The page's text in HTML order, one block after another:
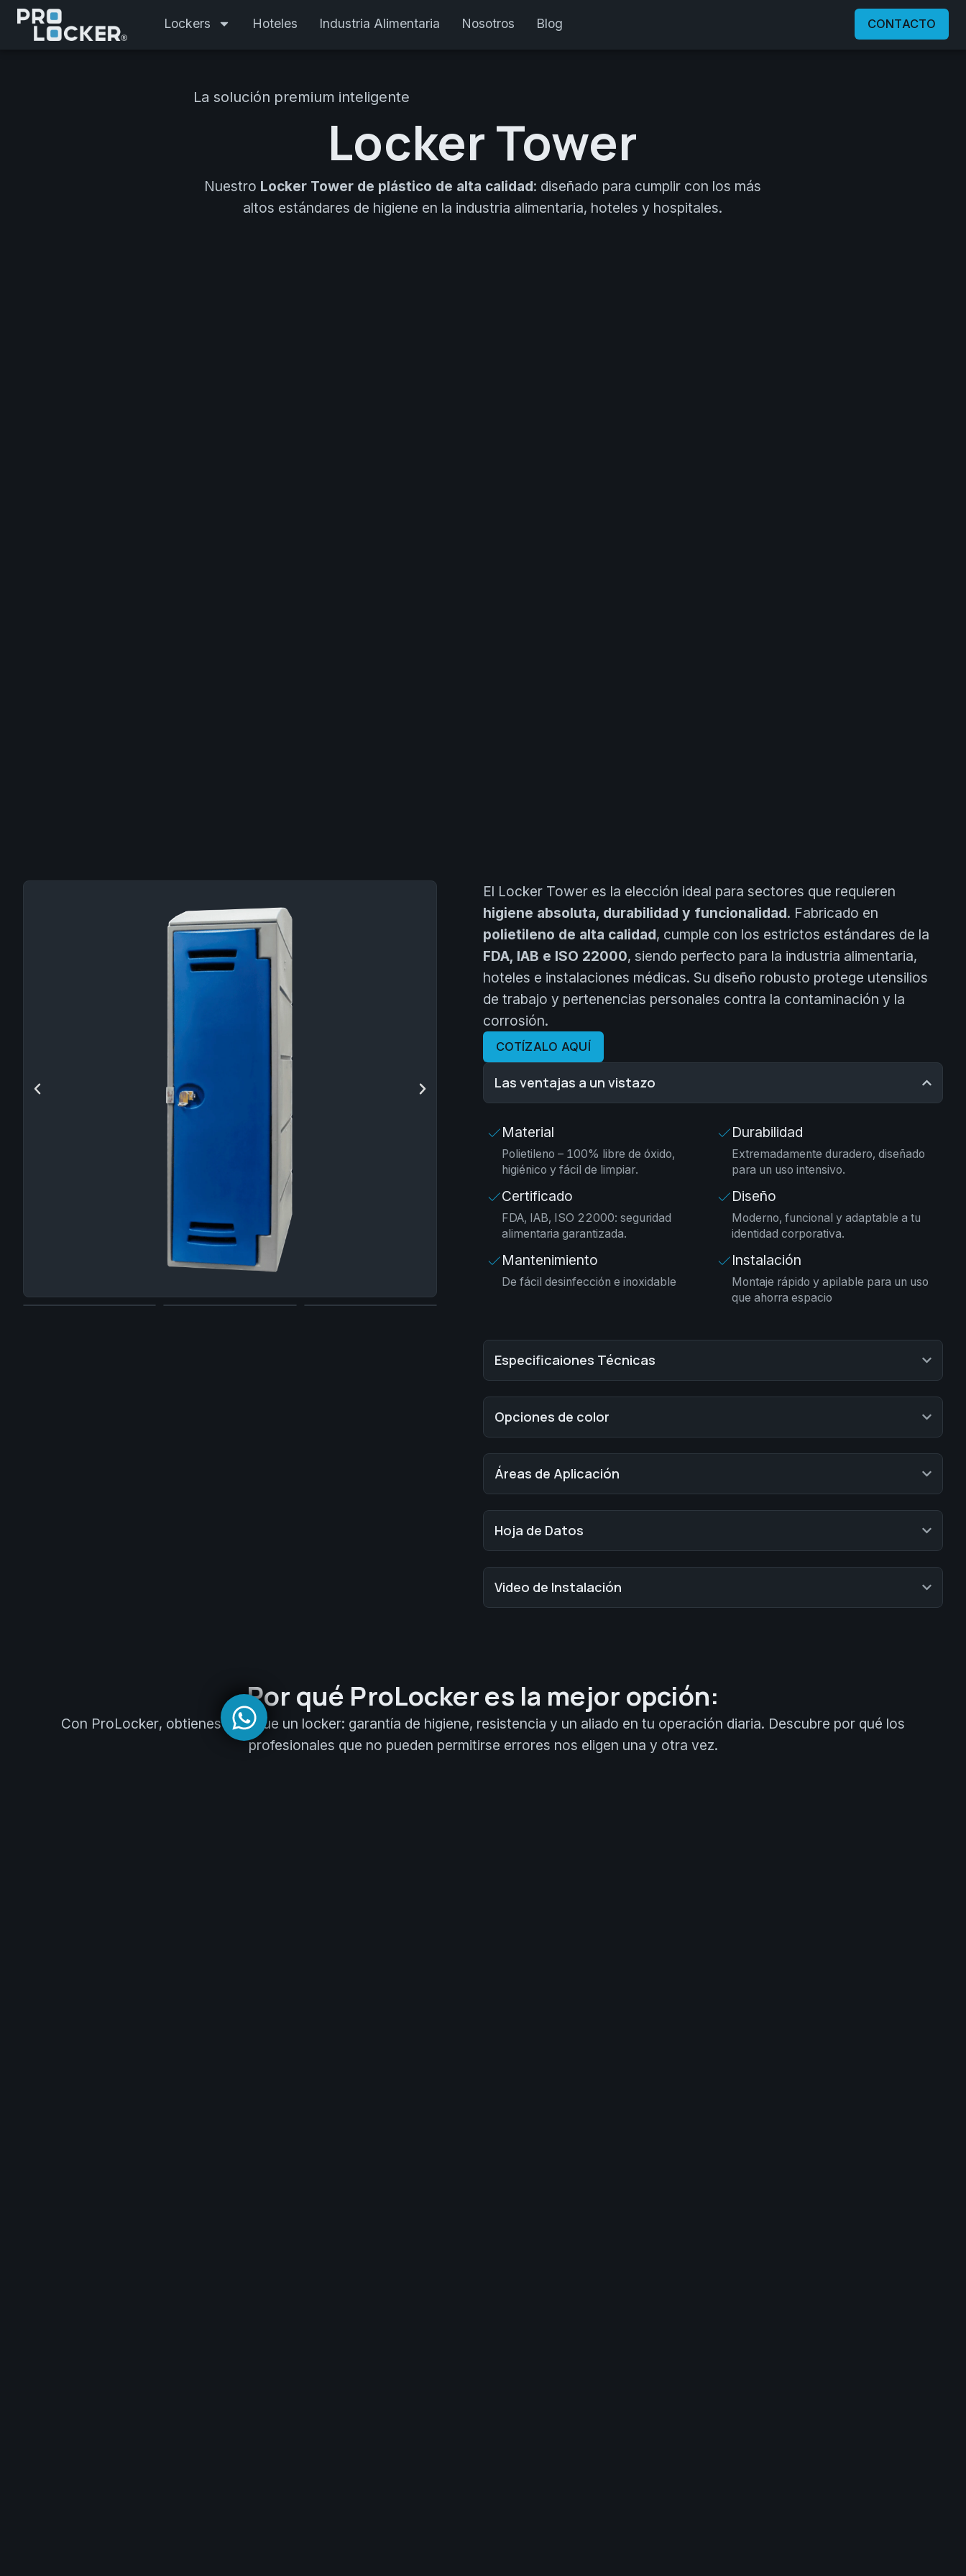
Lockers Hoteles Industria Alimentaria Nosotros Blog CONTACTO
La solución premium inteligente
Locker Tower
Nuestro Locker Tower de plástico de alta calidad: diseñado para cumplir con los más
altos estándares de higiene en la industria alimentaria, hoteles y hospitales.
El Locker Tower es la elección ideal para sectores que requieren
higiene absoluta, durabilidad y funcionalidad. Fabricado en
polietileno de alta calidad, cumple con los estrictos estándares de la
FDA, IAB e ISO 22000, siendo perfecto para la industria alimentaria,
hoteles e instalaciones médicas. Su diseño robusto protege utensilios
de trabajo y pertenencias personales contra la contaminación y la
corrosión.
COTÍZALO AQUÍ
Las ventajas a un vistazo
Material
Polietileno – 100% libre de óxido,
higiénico y fácil de limpiar.
Durabilidad
Extremadamente duradero, diseñado
para un uso intensivo.
Certificado
FDA, IAB, ISO 22000: seguridad
alimentaria garantizada.
Diseño
Moderno, funcional y adaptable a tu
identidad corporativa.
Mantenimiento
De fácil desinfección e inoxidable
Instalación
Montaje rápido y apilable para un uso
que ahorra espacio
Especificaiones Técnicas
Opciones de color
Áreas de Aplicación
Hoja de Datos
Video de Instalación
Por qué ProLocker es la mejor opción:
Con ProLocker, obtienes más que un locker: garantía de higiene, resistencia y un aliado en tu operación diaria. Descubre por qué los
profesionales que no pueden permitirse errores nos eligen una y otra vez.